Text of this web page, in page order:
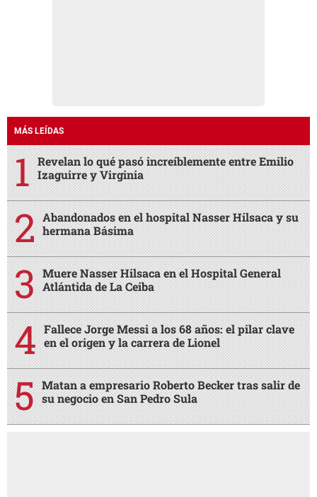
MÁS LEÍDAS
Revelan lo qué pasó increíblemente entre Emilio
Izaguirre y Virginia
Abandonados en el hospital Nasser Hilsaca y su
hermana Básima
Muere Nasser Hilsaca en el Hospital General
Atlántida de La Ceiba
Fallece Jorge Messi a los 68 años: el pilar clave
en el origen y la carrera de Lionel
Matan a empresario Roberto Becker tras salir de
su negocio en San Pedro Sula